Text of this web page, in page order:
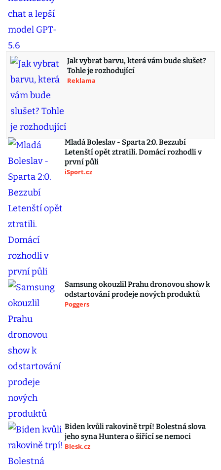
Jak vybrat barvu, která vám bude slušet?
Tohle je rozhodující
Reklama
Mladá Boleslav - Sparta 2:0. Bezzubí
Letenští opět ztratili. Domácí rozhodli v
první půli
iSport.cz
Samsung okouzlil Prahu dronovou show k
odstartování prodeje nových produktů
Poggers
Biden kvůli rakovině trpí! Bolestná slova
jeho syna Huntera o šířící se nemoci
Blesk.cz